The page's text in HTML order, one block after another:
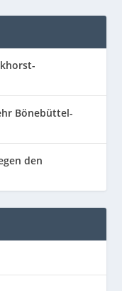
Bönebüttel-
den